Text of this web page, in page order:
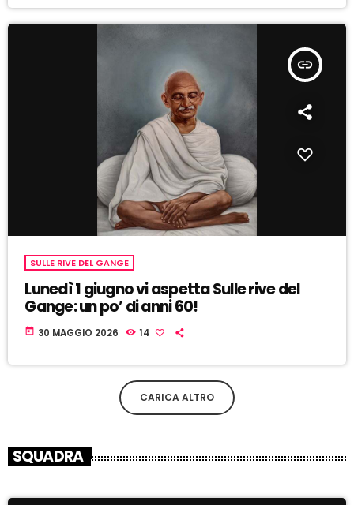
insert_link
SULLE RIVE DEL GANGE
Lunedì 1 giugno vi aspetta Sulle rive del
Gange: un po’ di anni 60!
today 30 MAGGIO 2026 14
CARICA ALTRO
SQUADRA